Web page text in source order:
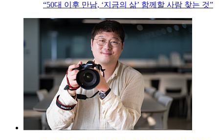
“50대 이후 만남, ‘지금의 삶’ 함께할 사람 찾는 것”